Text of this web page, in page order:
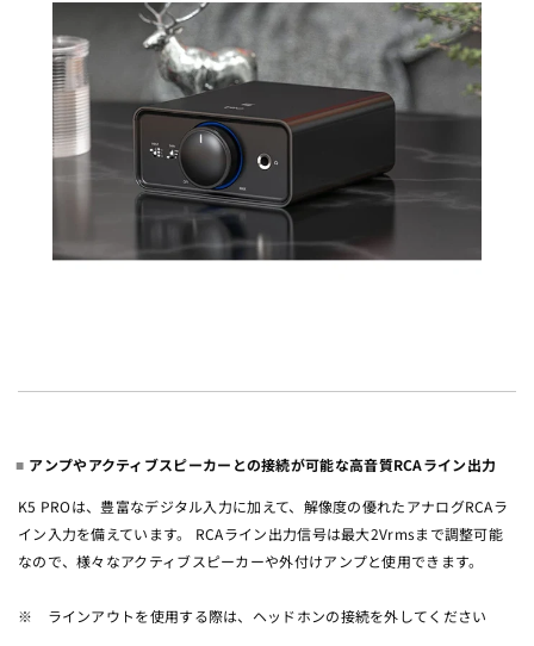
アンプやアクティブスピーカーとの接続が可能な高音質RCAライン出力
K5 PROは、豊富なデジタル入力に加えて、解像度の優れたアナログRCAラ
イン入力を備えています。 RCAライン出力信号は最大2Vrmsまで調整可能
なので、様々なアクティブスピーカーや外付けアンプと使用できます。
※ ラインアウトを使用する際は、ヘッドホンの接続を外してください